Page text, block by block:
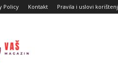
Policy Kontakt Pravila i uslovi